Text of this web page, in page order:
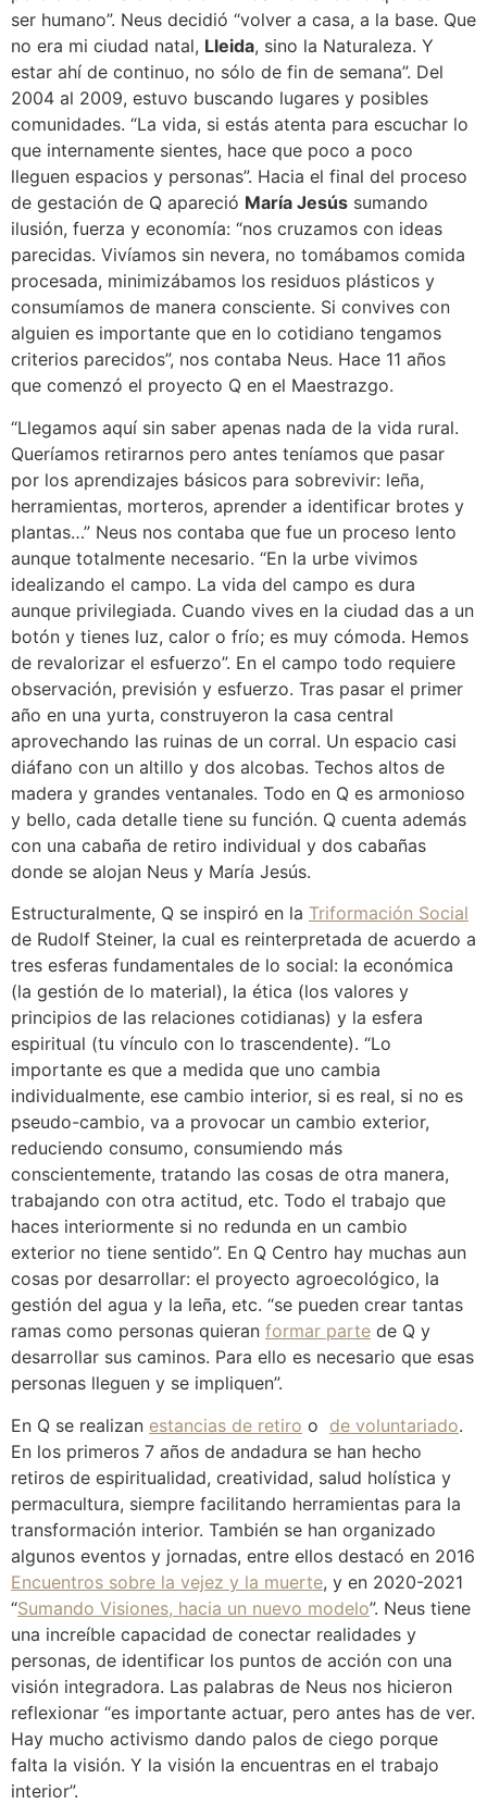
ser humano”. Neus decidió “volver a casa, a la base. Que
no era mi ciudad natal, Lleida, sino la Naturaleza. Y
estar ahí de continuo, no sólo de fin de semana”. Del
2004 al 2009, estuvo buscando lugares y posibles
comunidades. “La vida, si estás atenta para escuchar lo
que internamente sientes, hace que poco a poco
lleguen espacios y personas”. Hacia el final del proceso
de gestación de Q apareció María Jesús sumando
ilusión, fuerza y economía: “nos cruzamos con ideas
parecidas. Vivíamos sin nevera, no tomábamos comida
procesada, minimizábamos los residuos plásticos y
consumíamos de manera consciente. Si convives con
alguien es importante que en lo cotidiano tengamos
criterios parecidos”, nos contaba Neus. Hace 11 años
que comenzó el proyecto Q en el Maestrazgo.
“Llegamos aquí sin saber apenas nada de la vida rural.
Queríamos retirarnos pero antes teníamos que pasar
por los aprendizajes básicos para sobrevivir: leña,
herramientas, morteros, aprender a identificar brotes y
plantas…” Neus nos contaba que fue un proceso lento
aunque totalmente necesario. “En la urbe vivimos
idealizando el campo. La vida del campo es dura
aunque privilegiada. Cuando vives en la ciudad das a un
botón y tienes luz, calor o frío; es muy cómoda. Hemos
de revalorizar el esfuerzo”. En el campo todo requiere
observación, previsión y esfuerzo. Tras pasar el primer
año en una yurta, construyeron la casa central
aprovechando las ruinas de un corral. Un espacio casi
diáfano con un altillo y dos alcobas. Techos altos de
madera y grandes ventanales. Todo en Q es armonioso
y bello, cada detalle tiene su función. Q cuenta además
con una cabaña de retiro individual y dos cabañas
donde se alojan Neus y María Jesús.
Estructuralmente, Q se inspiró en la Triformación Social
de Rudolf Steiner, la cual es reinterpretada de acuerdo a
tres esferas fundamentales de lo social: la económica
(la gestión de lo material), la ética (los valores y
principios de las relaciones cotidianas) y la esfera
espiritual (tu vínculo con lo trascendente). “Lo
importante es que a medida que uno cambia
individualmente, ese cambio interior, si es real, si no es
pseudo-cambio, va a provocar un cambio exterior,
reduciendo consumo, consumiendo más
conscientemente, tratando las cosas de otra manera,
trabajando con otra actitud, etc. Todo el trabajo que
haces interiormente si no redunda en un cambio
exterior no tiene sentido”. En Q Centro hay muchas aun
cosas por desarrollar: el proyecto agroecológico, la
gestión del agua y la leña, etc. “se pueden crear tantas
ramas como personas quieran formar parte de Q y
desarrollar sus caminos. Para ello es necesario que esas
personas lleguen y se impliquen”.
En Q se realizan estancias de retiro o de voluntariado.
En los primeros 7 años de andadura se han hecho
retiros de espiritualidad, creatividad, salud holística y
permacultura, siempre facilitando herramientas para la
transformación interior. También se han organizado
algunos eventos y jornadas, entre ellos destacó en 2016
Encuentros sobre la vejez y la muerte, y en 2020-2021
“Sumando Visiones, hacia un nuevo modelo”. Neus tiene
una increíble capacidad de conectar realidades y
personas, de identificar los puntos de acción con una
visión integradora. Las palabras de Neus nos hicieron
reflexionar “es importante actuar, pero antes has de ver.
Hay mucho activismo dando palos de ciego porque
falta la visión. Y la visión la encuentras en el trabajo
interior”.